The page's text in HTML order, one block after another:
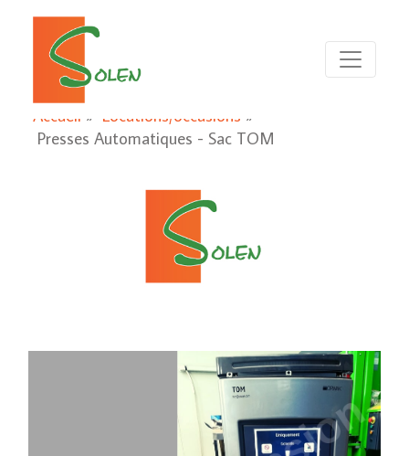
Accueil » Locations/occasions »
Presses Automatiques - Sac TOM